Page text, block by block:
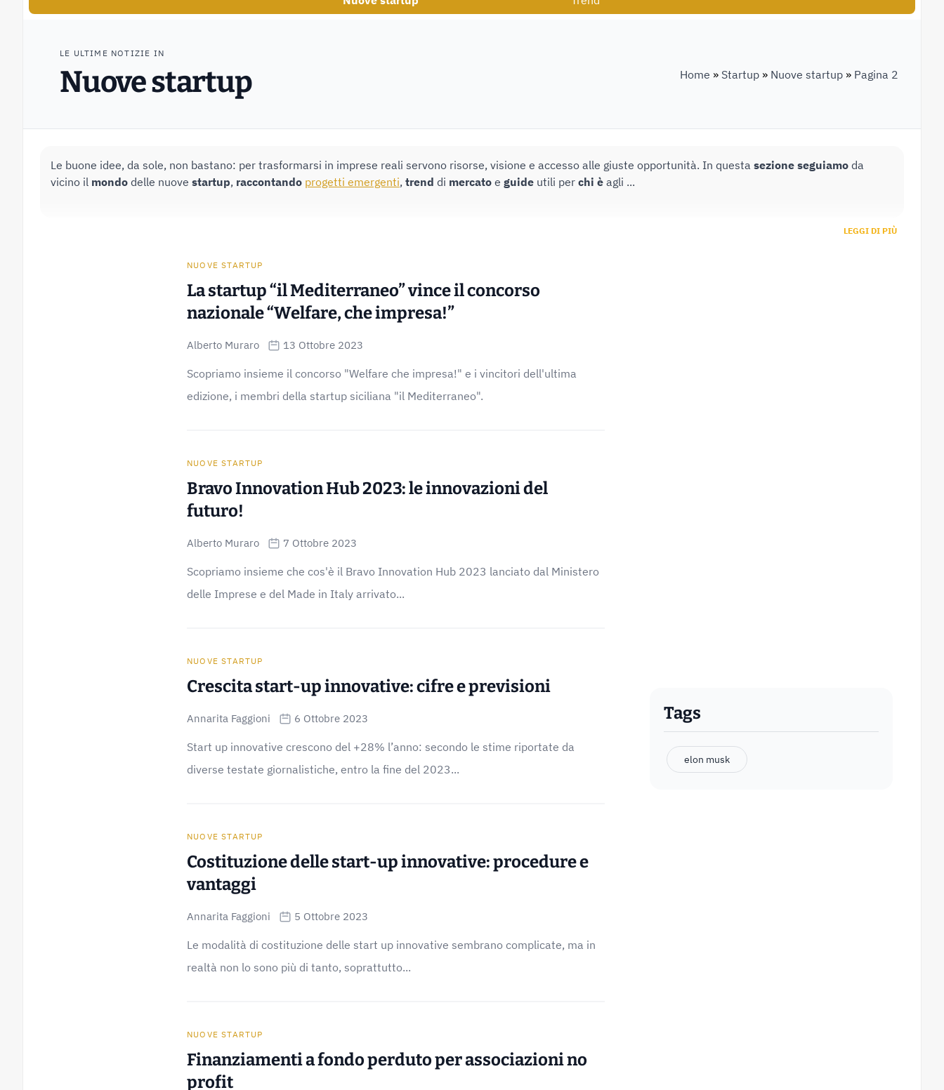
LE ULTIME NOTIZIE IN
Nuove startup Home » Startup » Nuove startup » Pagina 2
Le buone idee, da sole, non bastano: per trasformarsi in imprese reali servono risorse, visione e accesso alle giuste opportunità. In questa sezione seguiamo da
vicino il mondo delle nuove startup, raccontando progetti emergenti, trend di mercato e guide utili per chi è agli ...
LEGGI DI PIÙ
NUOVE STARTUP
La startup “il Mediterraneo” vince il concorso
nazionale “Welfare, che impresa!”
Alberto Muraro 13 Ottobre 2023
Scopriamo insieme il concorso "Welfare che impresa!" e i vincitori dell'ultima
edizione, i membri della startup siciliana "il Mediterraneo".
NUOVE STARTUP
Bravo Innovation Hub 2023: le innovazioni del
futuro!
Alberto Muraro 7 Ottobre 2023
Scopriamo insieme che cos'è il Bravo Innovation Hub 2023 lanciato dal Ministero
delle Imprese e del Made in Italy arrivato...
NUOVE STARTUP
Crescita start-up innovative: cifre e previsioni
Annarita Faggioni 6 Ottobre 2023
Start up innovative crescono del +28% l’anno: secondo le stime riportate da
diverse testate giornalistiche, entro la fine del 2023...
NUOVE STARTUP
Costituzione delle start-up innovative: procedure e
vantaggi
Annarita Faggioni 5 Ottobre 2023
Le modalità di costituzione delle start up innovative sembrano complicate, ma in
realtà non lo sono più di tanto, soprattutto...
NUOVE STARTUP
Finanziamenti a fondo perduto per associazioni no
profit
Tags
elon musk